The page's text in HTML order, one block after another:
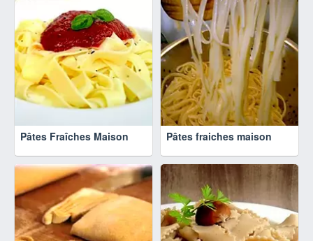
Pâtes Fraîches Maison Pâtes fraiches maison